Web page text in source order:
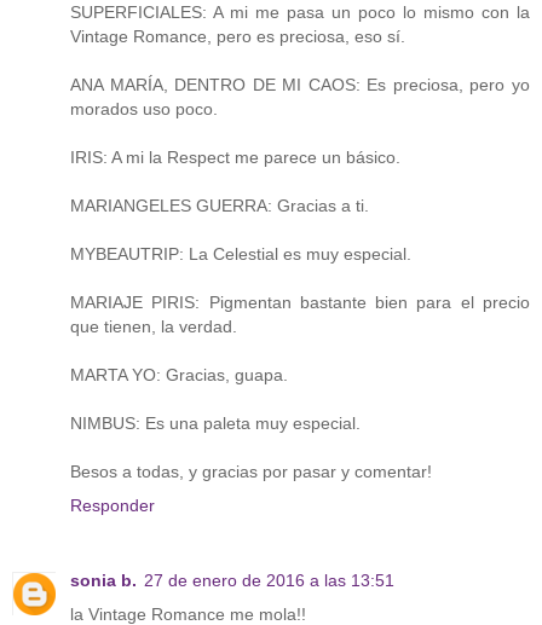
SUPERFICIALES: A mi me pasa un poco lo mismo con la
Vintage Romance, pero es preciosa, eso sí.
ANA MARÍA, DENTRO DE MI CAOS: Es preciosa, pero yo
morados uso poco.
IRIS: A mi la Respect me parece un básico.
MARIANGELES GUERRA: Gracias a ti.
MYBEAUTRIP: La Celestial es muy especial.
MARIAJE PIRIS: Pigmentan bastante bien para el precio
que tienen, la verdad.
MARTA YO: Gracias, guapa.
NIMBUS: Es una paleta muy especial.
Besos a todas, y gracias por pasar y comentar!
Responder
sonia b. 27 de enero de 2016 a las 13:51
la Vintage Romance me mola!!